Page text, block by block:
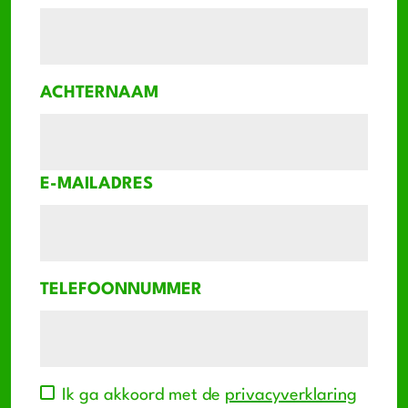
ACHTERNAAM
E-MAILADRES
TELEFOONNUMMER
Ik ga akkoord met de privacyverklaring